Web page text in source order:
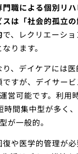
職による個別リハ
スは「社会的孤立
で、レクリエーシ
ります。
、デイケアには
すが、デイサー
営可能です。利用
時間集中型が多く
が一般的。
や医学的管理が